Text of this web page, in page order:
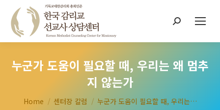
Search:
누군가 도움이 필요할 때, 우리는 왜 멈추
지 않는가
You are here:
Home 센터장 칼럼 누군가 도움이 필요할 때, 우리는…